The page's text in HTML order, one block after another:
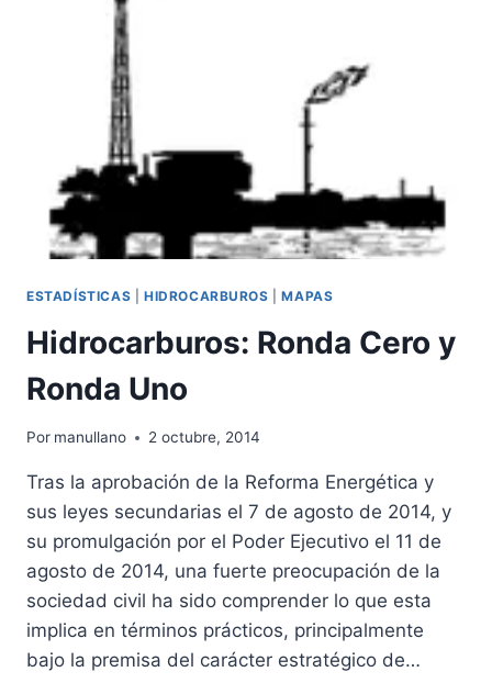
ESTADÍSTICAS HIDROCARBUROS |MAPAS
Hidrocarburos: Ronda Cero y
Ronda Uno
Por manullano 2 octubre, 2014
Tras la aprobación de la Reforma Energética y
sus leyes secundarias el 7 de agosto de 2014, y
su promulgación por el Poder Ejecutivo el 11 de
agosto de 2014, una fuerte preocupación de la
sociedad civil ha sido comprender lo que esta
implica en términos prácticos, principalmente
bajo la premisa del carácter estratégico de…